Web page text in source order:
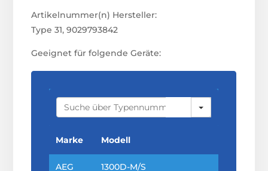
Artikelnummer(n) Hersteller:
Type 31, 9029793842
Geeignet für folgende Geräte:
S
A
C
H
Marke Modell
AEG 1300D-M/S